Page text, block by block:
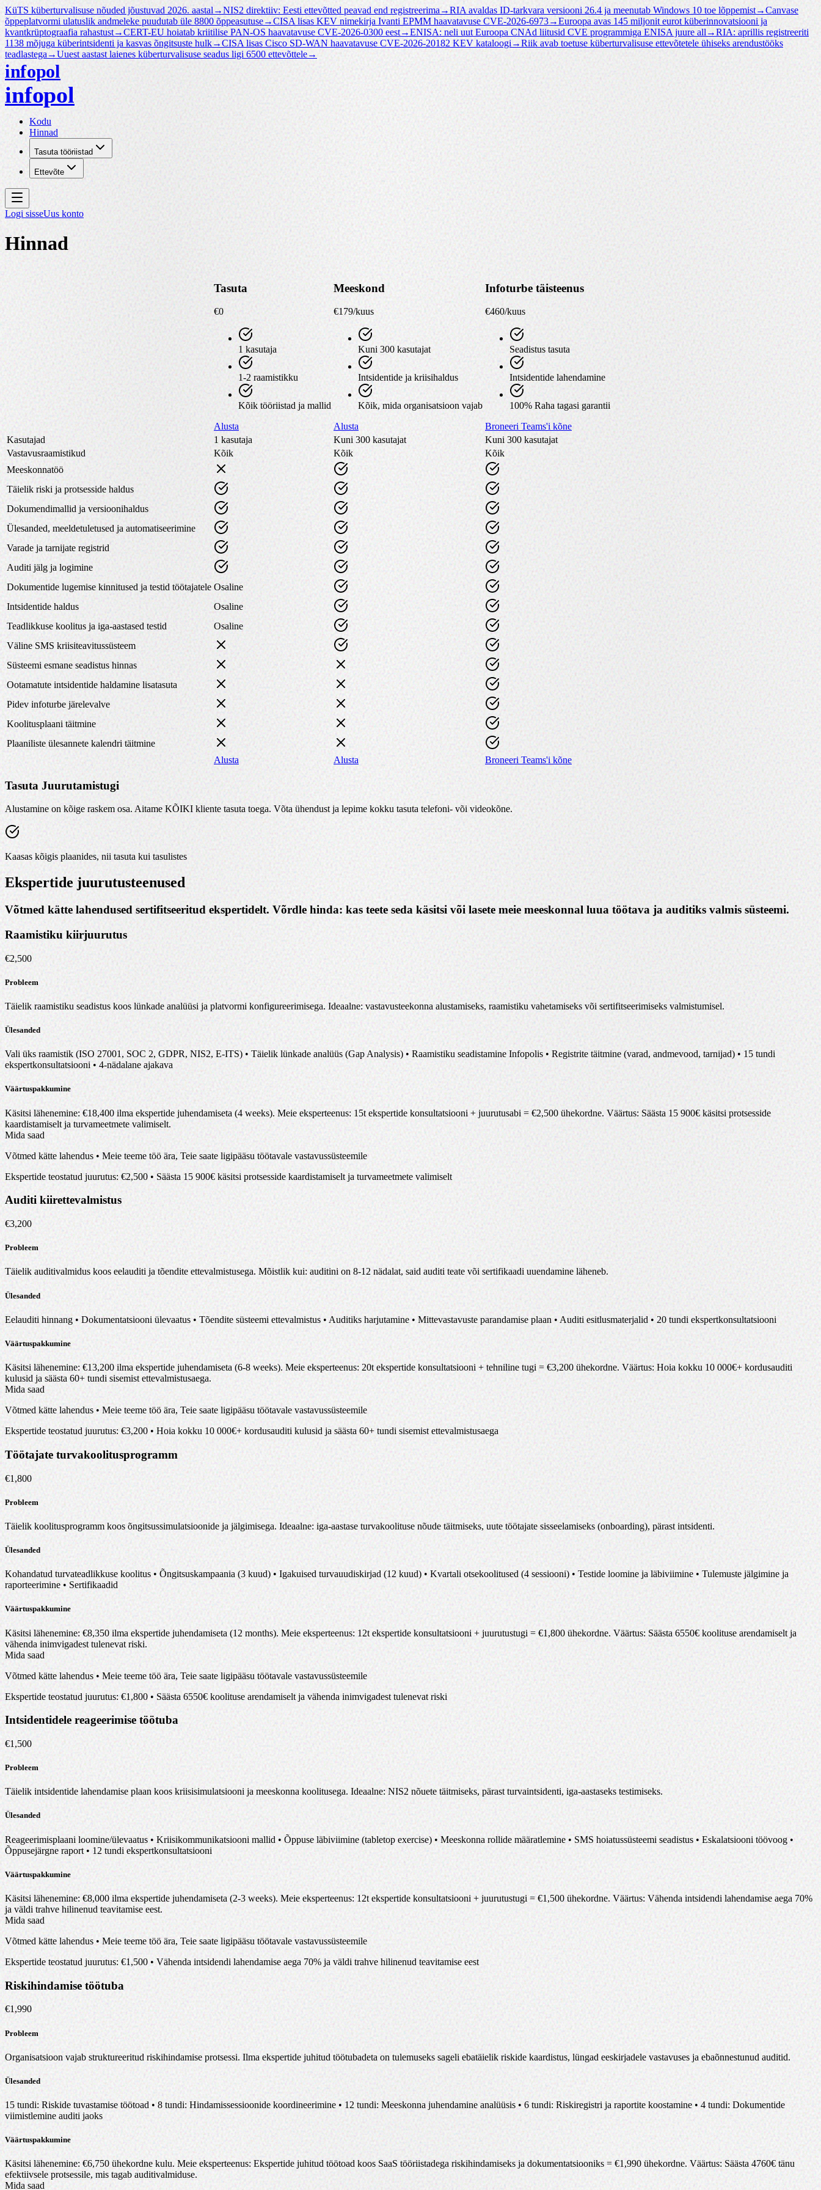
KüTS küberturvalisuse nõuded jõustuvad 2026. aastal →NIS2 direktiiv: Eesti ettevõtted peavad end registreerima →RIA avaldas ID-tarkvara versiooni 26.4 ja meenutab Windows 10 toe lõppemist→Canvase
õppeplatvormi ulatuslik andmeleke puudutab üle 8800 õppeasutuse→CISA lisas KEV nimekirja Ivanti EPMM haavatavuse CVE-2026-6973→Euroopa avas 145 miljonit eurot küberinnovatsiooni ja
kvantkrüptograafia rahastust→CERT-EU hoiatab kriitilise PAN-OS haavatavuse CVE-2026-0300 eest→ENISA: neli uut Euroopa CNAd liitusid CVE programmiga ENISA juure all →RIA: aprillis registreeriti
1138 mõjuga küberintsidenti ja kasvas õngitsuste hulk→CISA lisas Cisco SD-WAN haavatavuse CVE-2026-20182 KEV kataloogi →Riik avab toetuse küberturvalisuse ettevõtetele ühiseks arendustööks
teadlastega →Uuest aastast laienes küberturvalisuse seadus ligi 6500 ettevõttele→
infopol
infopol
Kodu
Hinnad
Tasuta tööriistad
Ettevõte
Logi sisseUus konto
Hinnad
Tasuta
€0
1 kasutaja
1-2 raamistikku
Kõik tööriistad ja mallid
Alusta
Meeskond
€179/kuus
Kuni 300 kasutajat
Intsidentide ja kriisihaldus
Kõik, mida organisatsioon vajab
Alusta
Infoturbe täisteenus
€460/kuus
Seadistus tasuta
Intsidentide lahendamine
100% Raha tagasi garantii
Broneeri Teams'i kõne
Kasutajad
1 kasutaja Kuni 300 kasutajat
Kuni 300 kasutajat
Vastavusraamistikud
Kõik Kõik
Kõik
Meeskonnatöö
Täielik riski ja protsesside haldus
Dokumendimallid ja versioonihaldus
Ülesanded, meeldetuletused ja automatiseerimine
Varade ja tarnijate registrid
Auditi jälg ja logimine
Dokumentide lugemise kinnitused ja testid töötajatele Osaline
Intsidentide haldus
Osaline
Teadlikkuse koolitus ja iga-aastased testid
Osaline
Väline SMS kriisiteavitussüsteem
Süsteemi esmane seadistus hinnas
Ootamatute intsidentide haldamine lisatasuta
Pidev infoturbe järelevalve
Koolitusplaani täitmine
Plaaniliste ülesannete kalendri täitmine
Alusta
Alusta Broneeri Teams'i kõne
Tasuta Juurutamistugi
Alustamine on kõige raskem osa. Aitame KÕIKI kliente tasuta toega. Võta ühendust ja lepime kokku tasuta telefoni- või videokõne.
Kaasas kõigis plaanides, nii tasuta kui tasulistes
Ekspertide juurutusteenused
Võtmed kätte lahendused sertifitseeritud ekspertidelt. Võrdle hinda: kas teete seda käsitsi või lasete meie meeskonnal luua töötava ja auditiks valmis süsteemi.
Raamistiku kiirjuurutus
€2,500
Probleem
Täielik raamistiku seadistus koos lünkade analüüsi ja platvormi konfigureerimisega. Ideaalne: vastavusteekonna alustamiseks, raamistiku vahetamiseks või sertifitseerimiseks valmistumisel.
Ülesanded
Vali üks raamistik (ISO 27001, SOC 2, GDPR, NIS2, E-ITS) • Täielik lünkade analüüs (Gap Analysis) • Raamistiku seadistamine Infopolis • Registrite täitmine (varad, andmevood, tarnijad) • 15 tundi
ekspertkonsultatsiooni • 4-nädalane ajakava
Väärtuspakkumine
Käsitsi lähenemine: €18,400 ilma ekspertide juhendamiseta (4 weeks). Meie eksperteenus: 15t ekspertide konsultatsiooni + juurutusabi = €2,500 ühekordne. Väärtus: Säästa 15 900€ käsitsi protsesside
kaardistamiselt ja turvameetmete valimiselt.
Mida saad
Võtmed kätte lahendus • Meie teeme töö ära, Teie saate ligipääsu töötavale vastavussüsteemile
Ekspertide teostatud juurutus: €2,500 • Säästa 15 900€ käsitsi protsesside kaardistamiselt ja turvameetmete valimiselt
Auditi kiirettevalmistus
€3,200
Probleem
Täielik auditivalmidus koos eelauditi ja tõendite ettevalmistusega. Mõistlik kui: auditini on 8-12 nädalat, said auditi teate või sertifikaadi uuendamine läheneb.
Ülesanded
Eelauditi hinnang • Dokumentatsiooni ülevaatus • Tõendite süsteemi ettevalmistus • Auditiks harjutamine • Mittevastavuste parandamise plaan • Auditi esitlusmaterjalid • 20 tundi ekspertkonsultatsiooni
Väärtuspakkumine
Käsitsi lähenemine: €13,200 ilma ekspertide juhendamiseta (6-8 weeks). Meie eksperteenus: 20t ekspertide konsultatsiooni + tehniline tugi = €3,200 ühekordne. Väärtus: Hoia kokku 10 000€+ kordusauditi
kulusid ja säästa 60+ tundi sisemist ettevalmistusaega.
Mida saad
Võtmed kätte lahendus • Meie teeme töö ära, Teie saate ligipääsu töötavale vastavussüsteemile
Ekspertide teostatud juurutus: €3,200 • Hoia kokku 10 000€+ kordusauditi kulusid ja säästa 60+ tundi sisemist ettevalmistusaega
Töötajate turvakoolitusprogramm
€1,800
Probleem
Täielik koolitusprogramm koos õngitsussimulatsioonide ja jälgimisega. Ideaalne: iga-aastase turvakoolituse nõude täitmiseks, uute töötajate sisseelamiseks (onboarding), pärast intsidenti.
Ülesanded
Kohandatud turvateadlikkuse koolitus • Õngitsuskampaania (3 kuud) • Igakuised turvauudiskirjad (12 kuud) • Kvartali otsekoolitused (4 sessiooni) • Testide loomine ja läbiviimine • Tulemuste jälgimine ja
raporteerimine • Sertifikaadid
Väärtuspakkumine
Käsitsi lähenemine: €8,350 ilma ekspertide juhendamiseta (12 months). Meie eksperteenus: 12t ekspertide konsultatsiooni + juurutustugi = €1,800 ühekordne. Väärtus: Säästa 6550€ koolituse arendamiselt ja
vähenda inimvigadest tulenevat riski.
Mida saad
Võtmed kätte lahendus • Meie teeme töö ära, Teie saate ligipääsu töötavale vastavussüsteemile
Ekspertide teostatud juurutus: €1,800 • Säästa 6550€ koolituse arendamiselt ja vähenda inimvigadest tulenevat riski
Intsidentidele reageerimise töötuba
€1,500
Probleem
Täielik intsidentide lahendamise plaan koos kriisisimulatsiooni ja meeskonna koolitusega. Ideaalne: NIS2 nõuete täitmiseks, pärast turvaintsidenti, iga-aastaseks testimiseks.
Ülesanded
Reageerimisplaani loomine/ülevaatus • Kriisikommunikatsiooni mallid • Õppuse läbiviimine (tabletop exercise) • Meeskonna rollide määratlemine • SMS hoiatussüsteemi seadistus • Eskalatsiooni töövoog •
Õppusejärgne raport • 12 tundi ekspertkonsultatsiooni
Väärtuspakkumine
Käsitsi lähenemine: €8,000 ilma ekspertide juhendamiseta (2-3 weeks). Meie eksperteenus: 12t ekspertide konsultatsiooni + juurutustugi = €1,500 ühekordne. Väärtus: Vähenda intsidendi lahendamise aega 70%
ja väldi trahve hilinenud teavitamise eest.
Mida saad
Võtmed kätte lahendus • Meie teeme töö ära, Teie saate ligipääsu töötavale vastavussüsteemile
Ekspertide teostatud juurutus: €1,500 • Vähenda intsidendi lahendamise aega 70% ja väldi trahve hilinenud teavitamise eest
Riskihindamise töötuba
€1,990
Probleem
Organisatsioon vajab struktureeritud riskihindamise protsessi. Ilma ekspertide juhitud töötubadeta on tulemuseks sageli ebatäielik riskide kaardistus, lüngad eeskirjadele vastavuses ja ebaõnnestunud auditid.
Ülesanded
15 tundi: Riskide tuvastamise töötoad • 8 tundi: Hindamissessioonide koordineerimine • 12 tundi: Meeskonna juhendamine analüüsis • 6 tundi: Riskiregistri ja raportite koostamine • 4 tundi: Dokumentide
viimistlemine auditi jaoks
Väärtuspakkumine
Käsitsi lähenemine: €6,750 ühekordne kulu. Meie eksperteenus: Ekspertide juhitud töötoad koos SaaS tööriistadega riskihindamiseks ja dokumentatsiooniks = €1,990 ühekordne. Väärtus: Säästa 4760€ tänu
efektiivsele protsessile, mis tagab auditivalmiduse.
Mida saad